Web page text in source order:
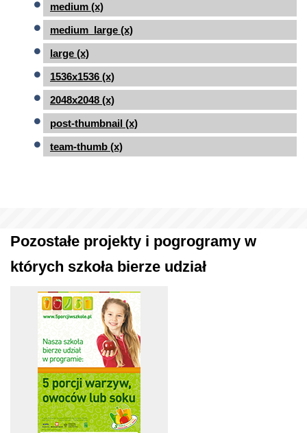
medium (x)
medium_large (x)
large (x)
1536x1536 (x)
2048x2048 (x)
post-thumbnail (x)
team-thumb (x)
Pozostałe projekty i pogrogramy w
których szkoła bierze udział